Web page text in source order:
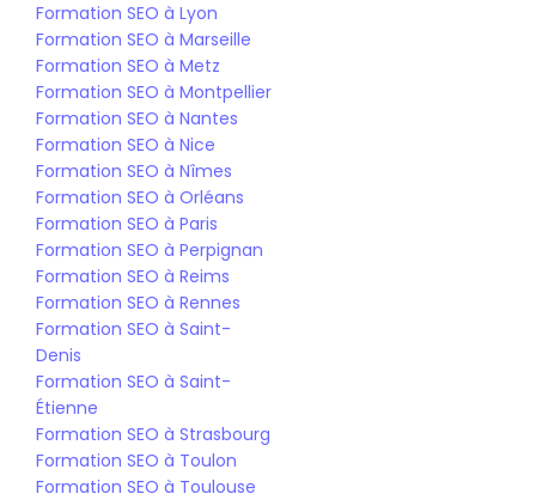
Formation SEO à Lyon
Formation SEO à Marseille
Formation SEO à Metz
Formation SEO à Montpellier
Formation SEO à Nantes
Formation SEO à Nice
Formation SEO à Nîmes
Formation SEO à Orléans
Formation SEO à Paris
Formation SEO à Perpignan
Formation SEO à Reims
Formation SEO à Rennes
Formation SEO à Saint-
Denis
Formation SEO à Saint-
Étienne
Formation SEO à Strasbourg
Formation SEO à Toulon
Formation SEO à Toulouse